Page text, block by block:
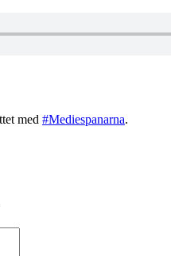
med #Mediespanarna.